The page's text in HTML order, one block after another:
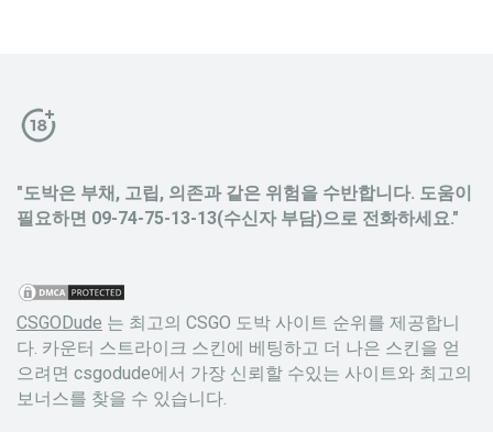
"도박은 부채, 고립, 의존과 같은 위험을 수반합니다. 도움이
필요하면 09-74-75-13-13(수신자 부담)으로 전화하세요."
CSGODude 는 최고의 CSGO 도박 사이트 순위를 제공합니
다. 카운터 스트라이크 스킨에 베팅하고 더 나은 스킨을 얻
으려면 csgodude에서 가장 신뢰할 수있는 사이트와 최고의
보너스를 찾을 수 있습니다.